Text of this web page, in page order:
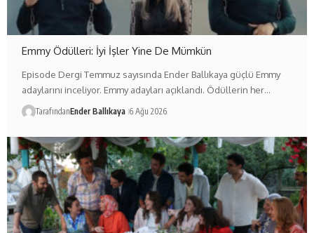
Emmy Ödülleri: İyi İşler Yine De Mümkün
Episode Dergi Temmuz sayısında Ender Ballıkaya güçlü Emmy
adaylarını inceliyor. Emmy adayları açıklandı. Ödüllerin her…
TarafındanEnder Ballıkaya 6 Ağu 2026